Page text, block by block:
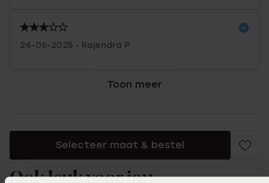
24-06-2025 - Rajendra P.
Toon meer
Selecteer maat & bestel